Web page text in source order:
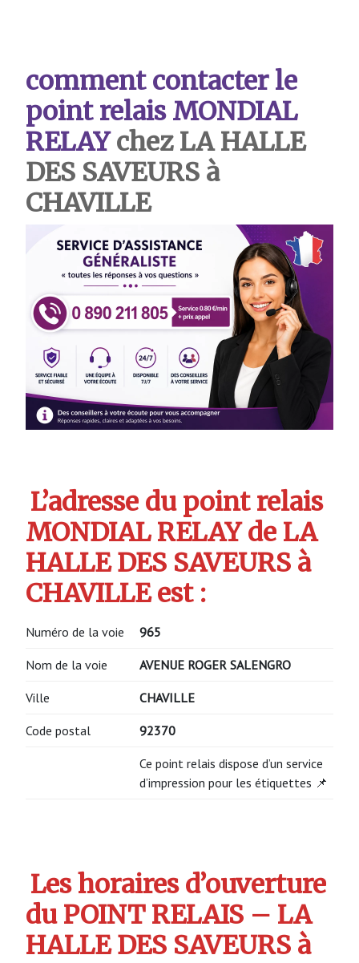
comment contacter le
point relais MONDIAL
RELAYchez LA HALLE
DES SAVEURS à
CHAVILLE
L’adresse du point relais
MONDIAL RELAY de LA
HALLE DES SAVEURS à
CHAVILLE est :
Numéro de la voie 965
Nom de la voie AVENUE ROGER SALENGRO
Ville CHAVILLE
Code postal 92370
Ce point relais dispose d’un service
d’impression pour les étiquettes 📌
Les horaires d’ouverture
du POINT RELAIS – LA
HALLE DES SAVEURS à